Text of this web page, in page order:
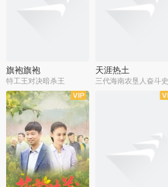
旗袍旗袍
特工王对决暗杀王
天涯热土
三代海南农垦人奋斗史
全34集